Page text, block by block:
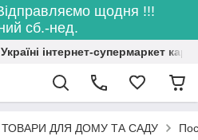
щодня !!!
сб.-нед.
інтернет-супермаркет
ТОВАРИ ДЛЯ ДОМУ ТА САДУ